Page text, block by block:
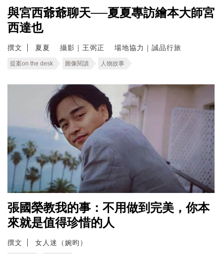
與宮西爺爺聊天──夏夏專訪繪本大師宮
西達也
撰文 夏夏 攝影｜王弼正 場地協力｜誠品行旅
提案on the desk 圖像閱讀 人物故事
張國榮教我的事：不用做到完美，你本
來就是值得珍惜的人
撰文 女人迷（婉昀）